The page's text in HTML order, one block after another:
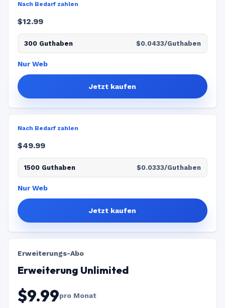
Nach Bedarf zahlen
$12.99
300 Guthaben $0.0433/Guthaben
Nur Web
Jetzt kaufen
Nach Bedarf zahlen
$49.99
1500 Guthaben $0.0333/Guthaben
Nur Web
Jetzt kaufen
Erweiterungs-Abo
Erweiterung Unlimited
$9.99pro Monat